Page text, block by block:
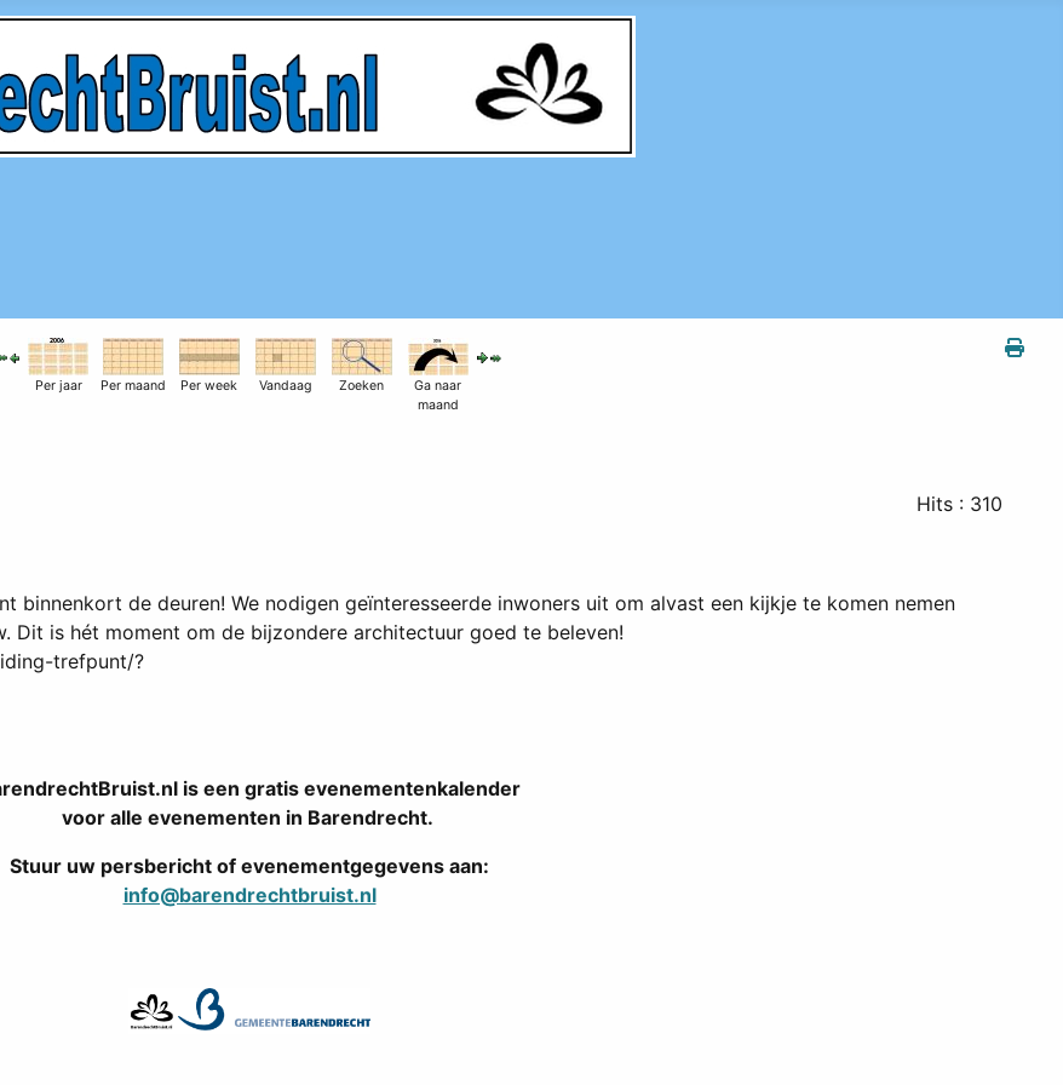
Per jaar Per maand Per week Vandaag Zoeken
Ga naar
maand
Hits : 310
binnenkort de deuren! We nodigen geïnteresseerde inwoners uit om alvast een kijkje te komen nemen
Dit is hét moment om de bijzondere architectuur goed te beleven!
trefpunt/?
is een gratis evenementenkalender
voor alle evenementen in Barendrecht.
Stuur uw persbericht of evenementgegevens aan:
info@barendrechtbruist.nl